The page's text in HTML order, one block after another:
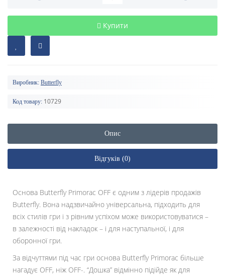
Купити
Виробник: Butterfly
Код товару: 10729
Опис
Відгуків (0)
Основа Butterfly Primorac OFF є одним з лідерів продажів
Butterfly. Вона надзвичайно універсальна, підходить для
всіх стилів гри і з рівним успіхом може використовуватися –
в залежності від накладок – і для наступальної, і для
оборонної гри.
За відчуттями під час гри основа Butterfly Primorac більше
нагадує OFF, ніж OFF-. “Дошка” відмінно підійде як для